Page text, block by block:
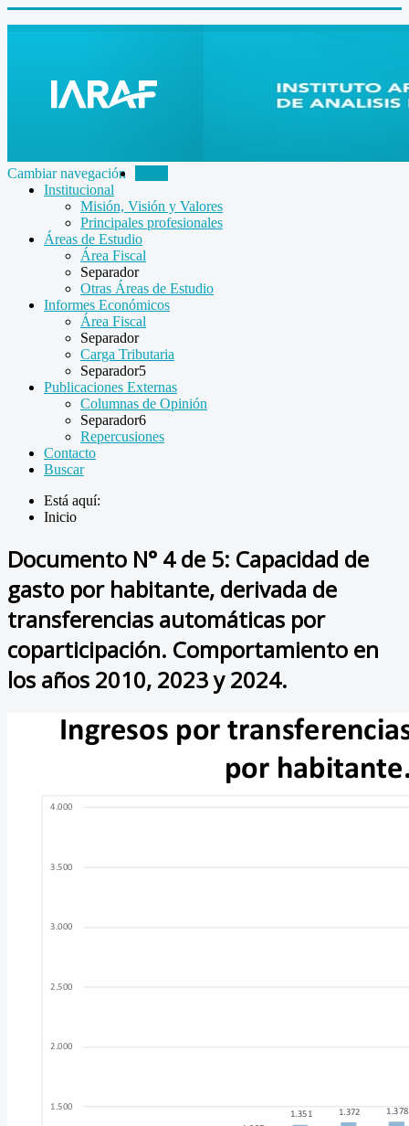
Cambiar navegación
Institucional
Misión, Visión y Valores
Principales profesionales
Áreas de Estudio
Área Fiscal
Separador
Otras Áreas de Estudio
Informes Económicos
Área Fiscal
Separador
Carga Tributaria
Separador5
Publicaciones Externas
Columnas de Opinión
Separador6
Repercusiones
Contacto
Buscar
Está aquí:
Inicio
Documento N° 4 de 5: Capacidad de
gasto por habitante, derivada de
transferencias automáticas por
coparticipación. Comportamiento en
los años 2010, 2023 y 2024.